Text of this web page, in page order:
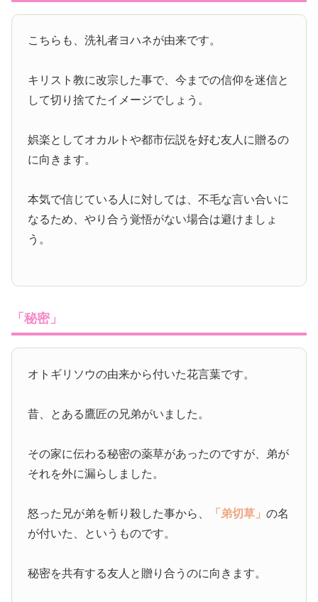
こちらも、洗礼者ヨハネが由来です。
キリスト教に改宗した事で、今までの信仰を迷信と
して切り捨てたイメージでしょう。
娯楽としてオカルトや都市伝説を好む友人に贈るの
に向きます。
本気で信じている人に対しては、不毛な言い合いに
なるため、やり合う覚悟がない場合は避けましょ
う。
「秘密」
オトギリソウの由来から付いた花言葉です。
昔、とある鷹匠の兄弟がいました。
その家に伝わる秘密の薬草があったのですが、弟が
それを外に漏らしました。
怒った兄が弟を斬り殺した事から、 「弟切草」の名
が付いた、というものです。
秘密を共有する友人と贈り合うのに向きます。